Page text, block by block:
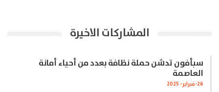
المشاركات الاخيرة
سبأفون تدشن حملة نظافة بعدد من أحياء أمانة
العاصمة
26-فبراير- 2025